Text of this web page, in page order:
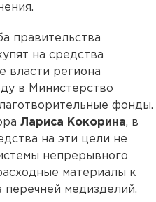
правительства
на средства
власти региона
в Министерство
фонды.
Лариса Кокорина, в
на эти цели не
непрерывного
материалы к
перечней медизделий,